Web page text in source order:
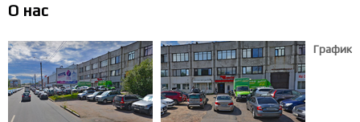
О нас
График